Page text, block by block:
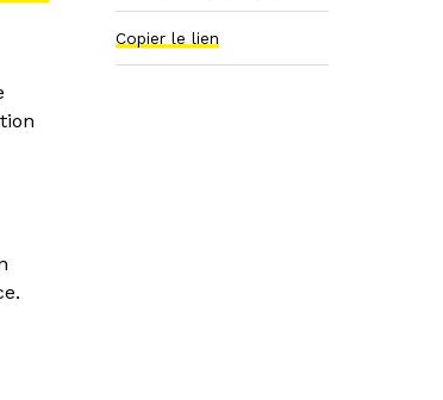
Copier le lien